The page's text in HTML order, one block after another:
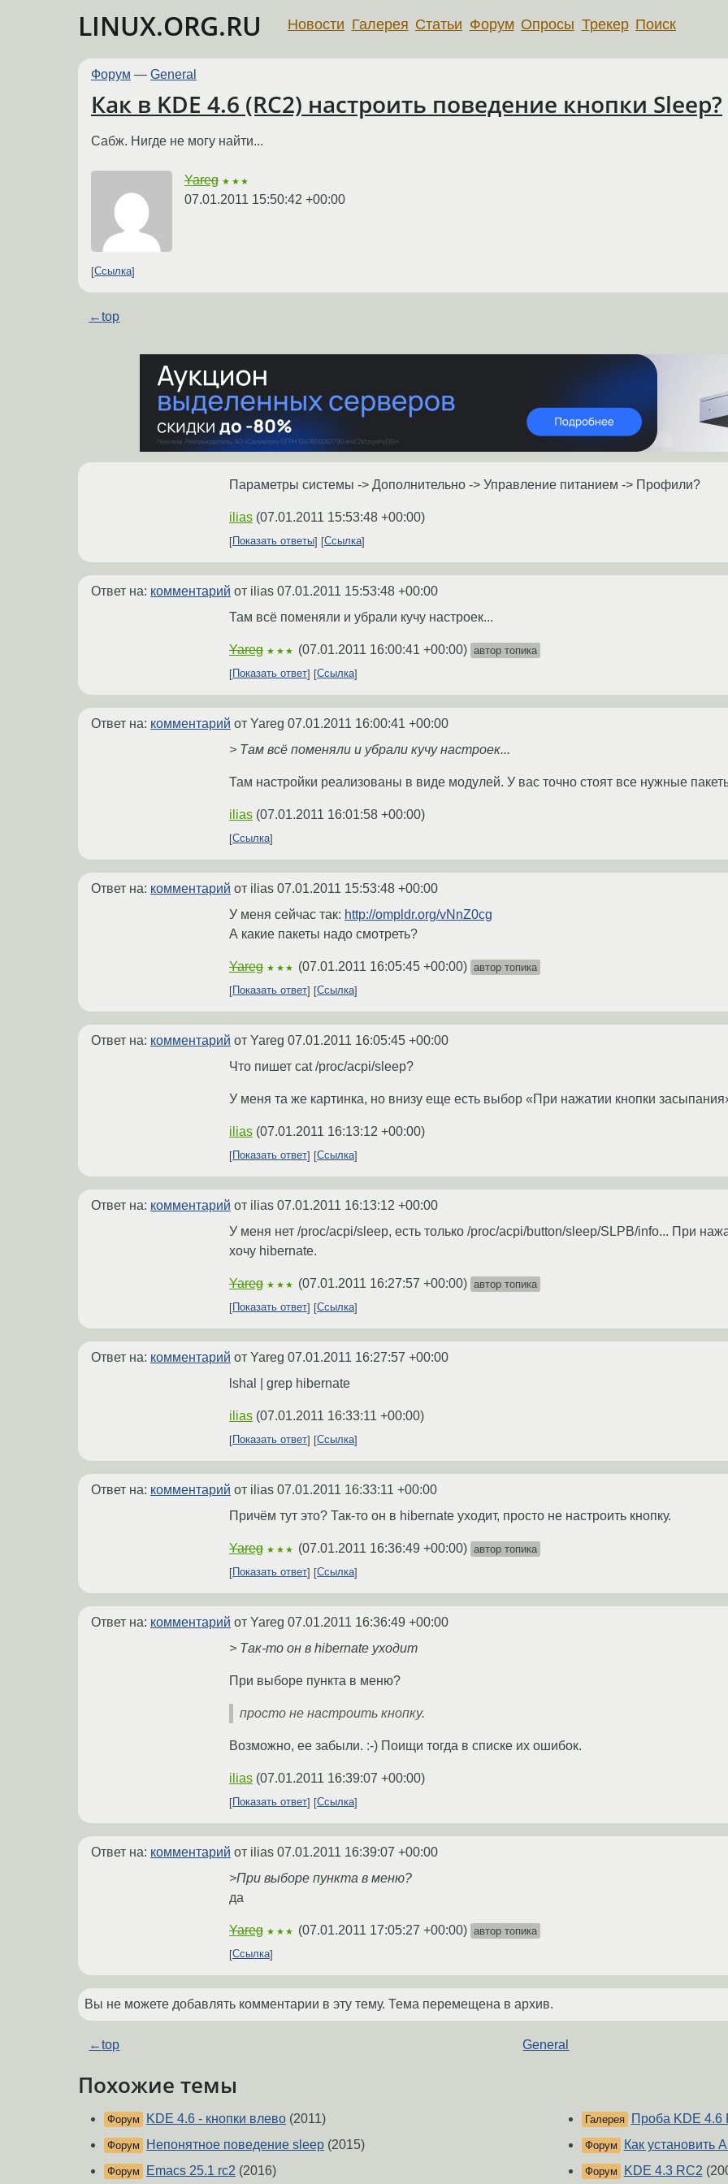
LINUX.ORG.RU Новости Галерея Статьи Форум Опросы Трекер Поиск
Форум — General
Как в KDE 4.6 (RC2) настроить поведение кнопки Sleep?
Сабж. Нигде не могу найти...
Yareg ★★★
07.01.2011 15:50:42 +00:00
Ссылка
←top
Параметры системы -> Дополнительно -> Управление питанием -> Профили?
ilias (07.01.2011 15:53:48 +00:00)
Показать ответы Ссылка
Ответ на: комментарий от ilias 07.01.2011 15:53:48 +00:00
Там всё поменяли и убрали кучу настроек...
Yareg ★★★ (07.01.2011 16:00:41 +00:00) автор топика
Показать ответ
Ссылка
Ответ на: комментарий от Yareg 07.01.2011 16:00:41 +00:00
> Там всё поменяли и убрали кучу настроек...
Там настройки реализованы в виде модулей. У вас точно стоят все нужные
ilias (07.01.2011 16:01:58 +00:00)
Ссылка
Ответ на: комментарий от ilias 07.01.2011 15:53:48 +00:00
У меня сейчас так: http://ompldr.org/vNnZ0cg
А какие пакеты надо смотреть?
Yareg ★★★ (07.01.2011 16:05:45 +00:00) автор топика
Показать ответ
Ссылка
Ответ на: комментарий от Yareg 07.01.2011 16:05:45 +00:00
Что пишет cat /proc/acpi/sleep?
У меня та же картинка, но внизу еще есть выбор «При нажатии кнопки
ilias (07.01.2011 16:13:12 +00:00)
Показать ответ Ссылка
Ответ на: комментарий от ilias 07.01.2011 16:13:12 +00:00
У меня нет /proc/acpi/sleep, есть только /proc/acpi/button/sleep/SLPB/info... При
хочу hibernate.
Yareg ★★★ (07.01.2011 16:27:57 +00:00) автор топика
Показать ответ
Ссылка
Ответ на: комментарий от Yareg 07.01.2011 16:27:57 +00:00
lshal | grep hibernate
ilias (07.01.2011 16:33:11 +00:00)
Показать ответ Ссылка
Ответ на: комментарий от ilias 07.01.2011 16:33:11 +00:00
Причём тут это? Так-то он в hibernate уходит, просто не настроить кнопку.
Yareg ★★★ (07.01.2011 16:36:49 +00:00) автор топика
Показать ответ
Ссылка
Ответ на: комментарий от Yareg 07.01.2011 16:36:49 +00:00
> Так-то он в hibernate уходит
При выборе пункта в меню?
просто не настроить кнопку.
Возможно, ее забыли. :-) Поищи тогда в списке их ошибок.
ilias (07.01.2011 16:39:07 +00:00)
Показать ответ Ссылка
Ответ на: комментарий от ilias 07.01.2011 16:39:07 +00:00
>При выборе пункта в меню?
да
Yareg ★★★ (07.01.2011 17:05:27 +00:00) автор топика
Ссылка
Вы не можете добавлять комментарии в эту тему. Тема перемещена в архив.
←top General
Похожие темы
Форум KDE 4.6 - кнопки влево (2011)
Форум Непонятное поведение sleep (2015)
Форум Emacs 25.1 rc2 (2016)
Галерея Проба KDE 4.6
Форум Как установить
Форум KDE 4.3 RC2